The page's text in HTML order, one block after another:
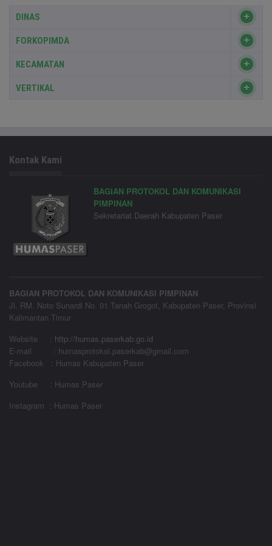
DINAS
FORKOPIMDA
KECAMATAN
VERTIKAL
Kontak Kami
BAGIAN PROTOKOL DAN KOMUNIKASI
PIMPINAN
Sekretariat Daerah Kabupaten Paser
BAGIAN PROTOKOL DAN KOMUNIKASI PIMPINAN
Jl. RM. Noto Sunardi No. 01 Tanah Grogot, Kabupaten Paser, Provinsi
Kalimantan Timur
Website
: http://humas.paserkab.go.id
E-mail : humasprotokol.paserkab@gmail.com
Facebook : Humas Kabupaten Paser
Youtube : Humas Paser
Instagram : Humas Paser